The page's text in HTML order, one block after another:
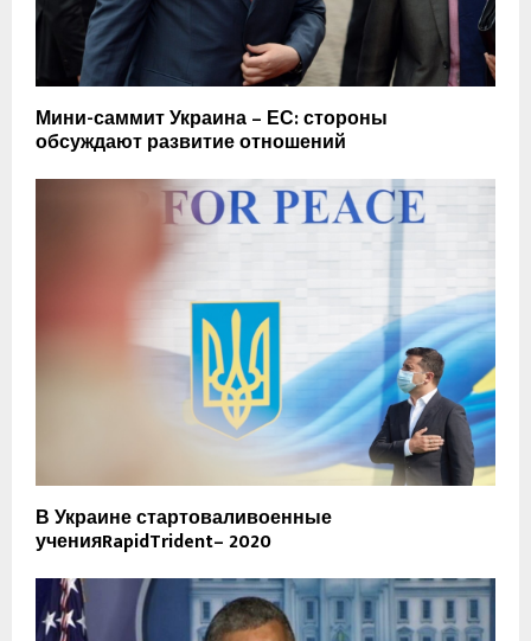
Мини-саммит Украина – ЕС: стороны
обсуждают развитие отношений
В Украине стартоваливоенные
ученияRapidTrident– 2020